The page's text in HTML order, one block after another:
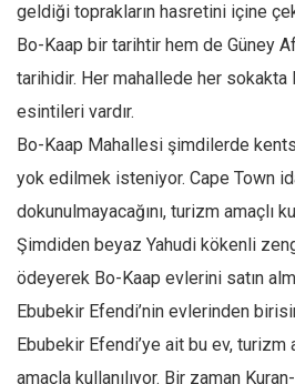
geldiği toprakların hasretini içine
Bo-Kaap bir tarihtir hem de Güney
tarihidir. Her mahallede her sokakta
esintileri vardır.
Bo-Kaap Mahallesi şimdilerde
yok edilmek isteniyor. Cape Town
dokunulmayacağını, turizm amaçlı
Şimdiden beyaz Yahudi kökenli
ödeyerek Bo-Kaap evlerini satın
Ebubekir Efendi’nin evlerinden
Ebubekir Efendi’ye ait bu ev, turizm
amaçla kullanılıyor. Bir zaman